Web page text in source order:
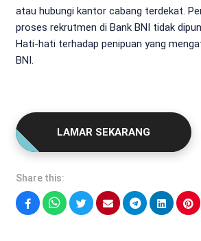
atau hubungi kantor cabang terdekat.
proses rekrutmen di Bank BNI tidak
Hati-hati terhadap penipuan yang
BNI.
LAMAR SEKARANG
Share this: